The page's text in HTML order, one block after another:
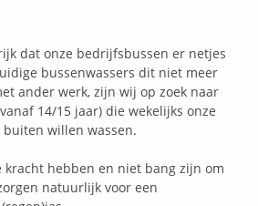
dat onze bedrijfsbussen er netjes
bussenwassers dit niet meer
ander werk, zijn wij op zoek naar
14/15 jaar) die wekelijks onze
willen wassen.
kracht hebben en niet bang zijn om
natuurlijk voor een